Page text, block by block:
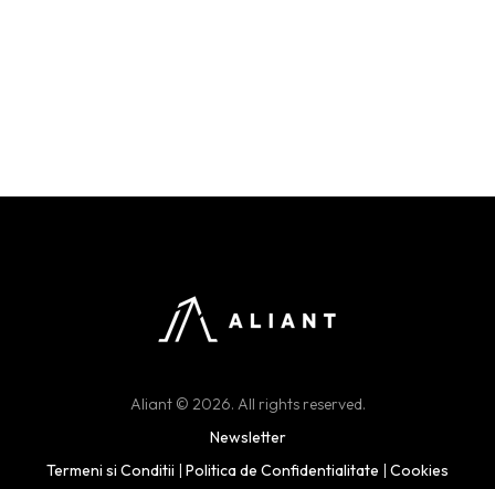
Aliant © 2026. All rights reserved.
Newsletter
Termeni si Conditii | Politica de Confidentialitate | Cookies